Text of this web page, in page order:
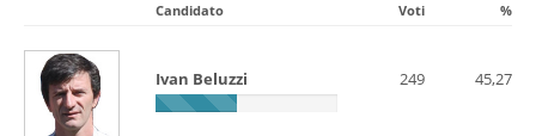
Candidato Voti %
Ivan Beluzzi 249 45,27